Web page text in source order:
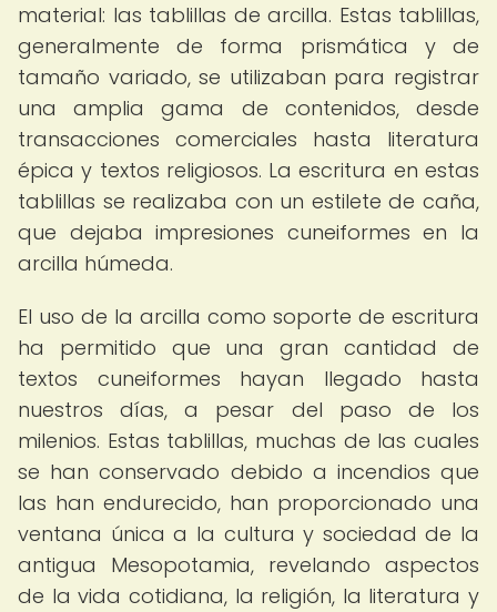
material: las tablillas de arcilla. Estas tablillas,
generalmente de forma prismática y de
tamaño variado, se utilizaban para registrar
una amplia gama de contenidos, desde
transacciones comerciales hasta literatura
épica y textos religiosos. La escritura en estas
tablillas se realizaba con un estilete de caña,
que dejaba impresiones cuneiformes en la
arcilla húmeda.
El uso de la arcilla como soporte de escritura
ha permitido que una gran cantidad de
textos cuneiformes hayan llegado hasta
nuestros días, a pesar del paso de los
milenios. Estas tablillas, muchas de las cuales
se han conservado debido a incendios que
las han endurecido, han proporcionado una
ventana única a la cultura y sociedad de la
antigua Mesopotamia, revelando aspectos
de la vida cotidiana, la religión, la literatura y